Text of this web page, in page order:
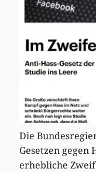
Die
Gesetzen gegen
erhebliche